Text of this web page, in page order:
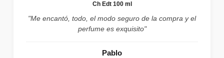
Ch Edt 100 ml
"Me encantó, todo, el modo seguro de la compra y el
perfume es exquisito"
Pablo